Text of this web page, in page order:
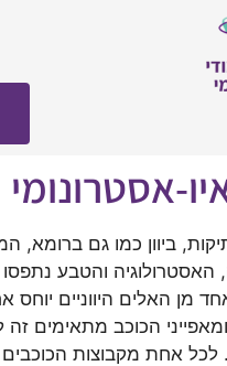
אסטרונומי
ביוון כמו גם ברומא,
האסטרולוגיה והטבע
מן האלים היווניים יוחס
הכוכב מתאימים
לכל אחת מקבוצות הכוכבים